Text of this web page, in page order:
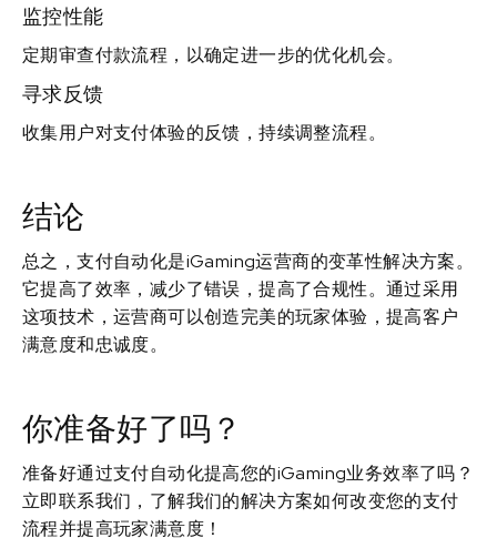
监控性能
定期审查付款流程，以确定进一步的优化机会。
寻求反馈
收集用户对支付体验的反馈，持续调整流程。
结论
总之，支付自动化是iGaming运营商的变革性解决方案。
它提高了效率，减少了错误，提高了合规性。通过采用
这项技术，运营商可以创造完美的玩家体验，提高客户
满意度和忠诚度。
你准备好了吗？
准备好通过支付自动化提高您的iGaming业务效率了吗？
立即联系我们，了解我们的解决方案如何改变您的支付
流程并提高玩家满意度！